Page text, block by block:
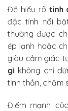
Để hiểu rõ tinh
đặc tính nổi
thường được
ép lạnh hoặc
giàu cảm giác
gì không chỉ
tinh thần, chăm
Điểm mạnh